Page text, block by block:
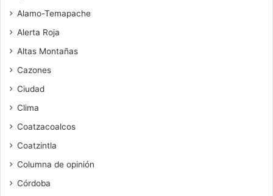
Alamo-Temapache
Alerta Roja
Altas Montañas
Cazones
Ciudad
Clima
Coatzacoalcos
Coatzintla
Columna de opinión
Córdoba